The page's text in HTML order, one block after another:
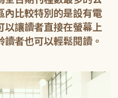
內比較特別的是設有電
以讓讀者直接在螢幕上
者也可以輕鬆閱讀。